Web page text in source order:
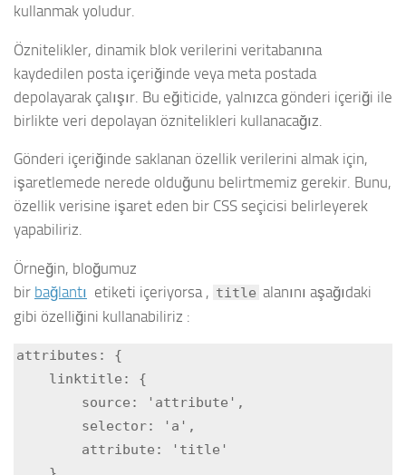
kullanmak yoludur.
Öznitelikler, dinamik blok verilerini veritabanına
kaydedilen posta içeriğinde veya meta postada
depolayarak çalışır. Bu eğiticide, yalnızca gönderi içeriği ile
birlikte veri depolayan öznitelikleri kullanacağız.
Gönderi içeriğinde saklanan özellik verilerini almak için,
işaretlemede nerede olduğunu belirtmemiz gerekir. Bunu,
özellik verisine işaret eden bir CSS seçicisi belirleyerek
yapabiliriz.
Örneğin, bloğumuz
bir bağlantı etiketi içeriyorsa , title alanını aşağıdaki
gibi özelliğini kullanabiliriz :
attributes: {